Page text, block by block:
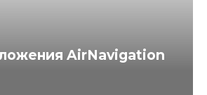
AirNavigation